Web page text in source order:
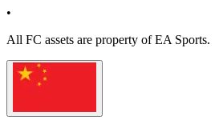
•
All FC assets are property of EA Sports.